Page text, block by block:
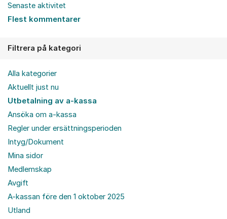
Senaste aktivitet
Flest kommentarer
Filtrera på kategori
Alla kategorier
Aktuellt just nu
Utbetalning av a-kassa
Ansöka om a-kassa
Regler under ersättningsperioden
Intyg/Dokument
Mina sidor
Medlemskap
Avgift
A-kassan före den 1 oktober 2025
Utland